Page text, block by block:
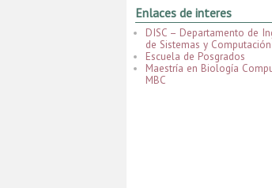
Enlaces de interes
DISC – Departamento de
de Sistemas y Computación
Escuela de Posgrados
Maestría en Biología
MBC